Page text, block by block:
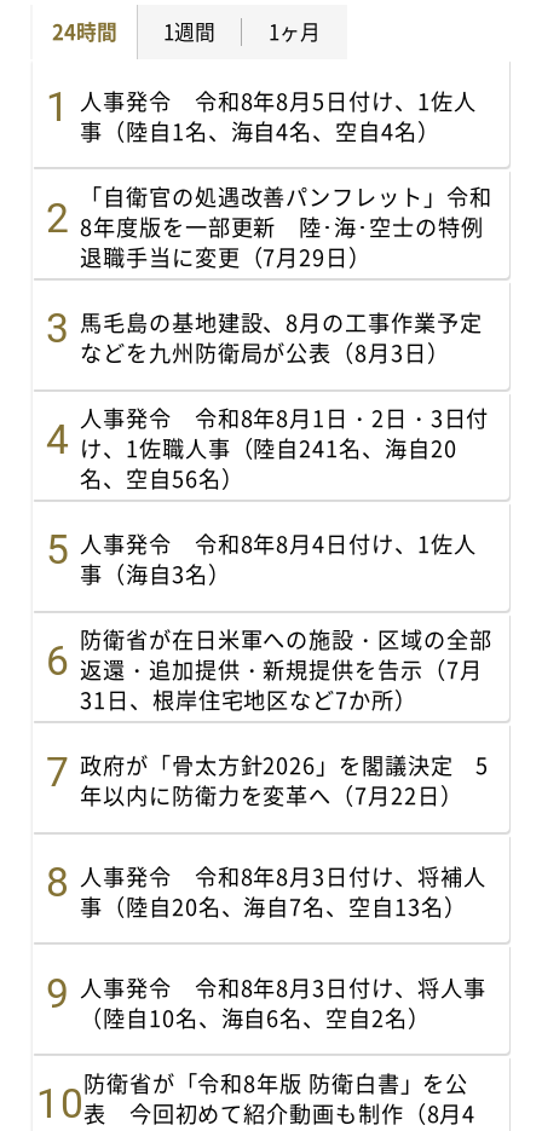
24時間 1週間 1ヶ月
人事発令 令和8年8月5日付け、1佐人
事（陸自1名、海自4名、空自4名）
「自衛官の処遇改善パンフレット」令和
8年度版を一部更新 陸･海･空士の特例
退職手当に変更（7月29日）
馬毛島の基地建設、8月の工事作業予定
などを九州防衛局が公表（8月3日）
人事発令 令和8年8月1日・2日・3日付
け、1佐職人事（陸自241名、海自20
名、空自56名）
人事発令 令和8年8月4日付け、1佐人
事（海自3名）
防衛省が在日米軍への施設・区域の全部
返還・追加提供・新規提供を告示（7月
31日、根岸住宅地区など7か所）
政府が「骨太方針2026」を閣議決定 5
年以内に防衛力を変革へ（7月22日）
人事発令 令和8年8月3日付け、将補人
事（陸自20名、海自7名、空自13名）
人事発令 令和8年8月3日付け、将人事
（陸自10名、海自6名、空自2名）
防衛省が「令和8年版 防衛白書」を公
表 今回初めて紹介動画も制作（8月4